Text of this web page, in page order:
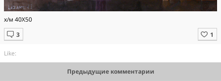
х/м 40Х50
Like:
Предыдущие комментарии